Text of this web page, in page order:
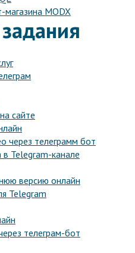
магазина MODX
сайте
через телеграмм бот
Telegram-канале
версию онлайн
Telegram
телеграм-бот